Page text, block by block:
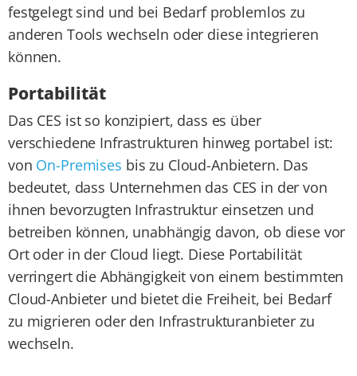
festgelegt sind und bei Bedarf problemlos zu
anderen Tools wechseln oder diese integrieren
können.
Portabilität
Das CES ist so konzipiert, dass es über
verschiedene Infrastrukturen hinweg portabel ist:
von On-Premises bis zu Cloud-Anbietern. Das
bedeutet, dass Unternehmen das CES in der von
ihnen bevorzugten Infrastruktur einsetzen und
betreiben können, unabhängig davon, ob diese vor
Ort oder in der Cloud liegt. Diese Portabilität
verringert die Abhängigkeit von einem bestimmten
Cloud-Anbieter und bietet die Freiheit, bei Bedarf
zu migrieren oder den Infrastrukturanbieter zu
wechseln.